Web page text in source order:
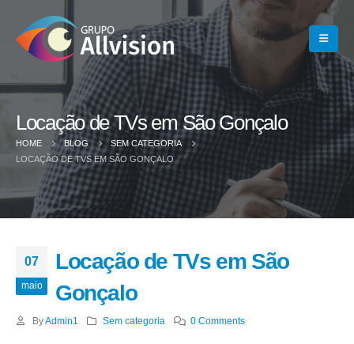
Locação de TVs em São Gonçalo
HOME BLOG
SEM CATEGORIA
LOCAÇÃO DE TVS EM SÃO GONÇALO
07
maio
Locação de TVs em São
Gonçalo
ByAdmin1 Sem categoria 0 Comments